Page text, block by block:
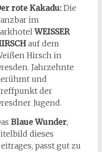
rote Kakadu:Die
im
WEISSER
auf dem
Hirsch in
Jahrzehnte
und
der
Jugend.
Blaue Wunder,
dieses
passt gut zu